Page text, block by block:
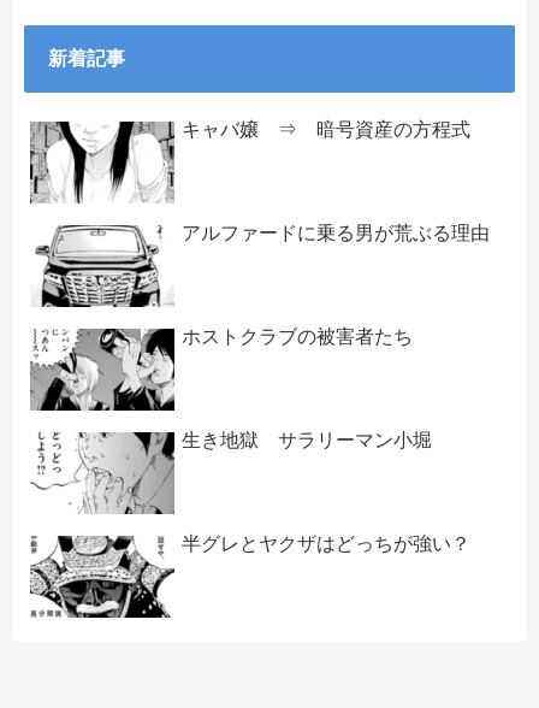
新着記事
キャバ嬢 ⇒ 暗号資産の方程式
アルファードに乗る男が荒ぶる理由
ホストクラブの被害者たち
生き地獄 サラリーマン小堀
半グレとヤクザはどっちが強い？